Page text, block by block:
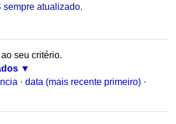
atualizado.
seu critério.
· data (mais recente primeiro) ·